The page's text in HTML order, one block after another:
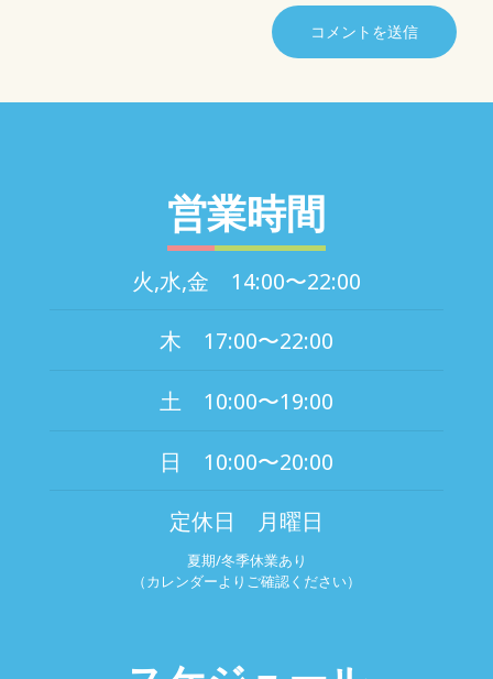
営業時間
火,水,金 14:00〜22:00
木 17:00〜22:00
土 10:00〜19:00
日 10:00〜20:00
定休日 月曜日
夏期/冬季休業あり
（カレンダーよりご確認ください）